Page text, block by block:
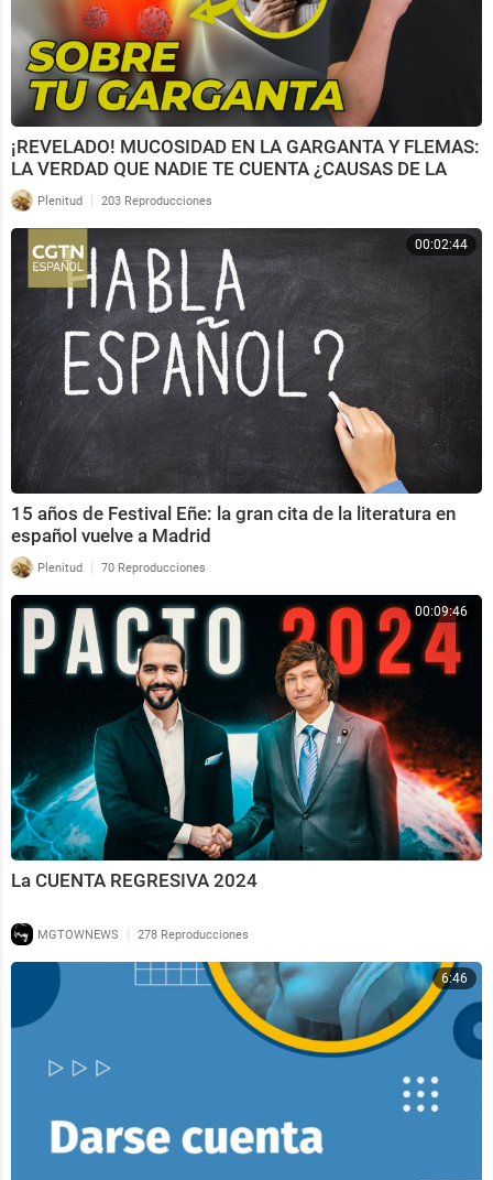
¡REVELADO! MUCOSIDAD EN LA GARGANTA Y FLEMAS:
LA VERDAD QUE NADIE TE CUENTA ¿CAUSAS DE LA
MUCOSIDAD?
Plenitud | 203 Reproducciones
00:02:44
15 años de Festival Eñe: la gran cita de la literatura en
español vuelve a Madrid
Plenitud | 70 Reproducciones
00:09:46
La CUENTA REGRESIVA 2024
MGTOWNEWS | 278 Reproducciones
6:46